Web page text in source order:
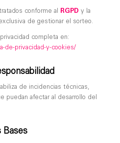
conforme al RGPD y la
de gestionar el sorteo.
completa en:
de-privacidad-y-cookies/
de incidencias técnicas,
puedan afectar al desarrollo del
Bases